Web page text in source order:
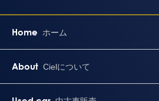
Home ホーム
About Cielについて